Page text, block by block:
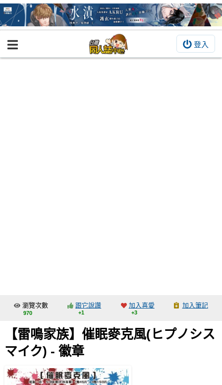
登入
BOOKY書集倉庫
交流中心
攤位轉讓區
會員功能選單
註冊會員
瀏覽次數
970
跟它說讚
+1
加入喜愛
+3
加入筆記
【雷鳴家族】催眠麥克風(ヒプノシス
マイク) - 徽章